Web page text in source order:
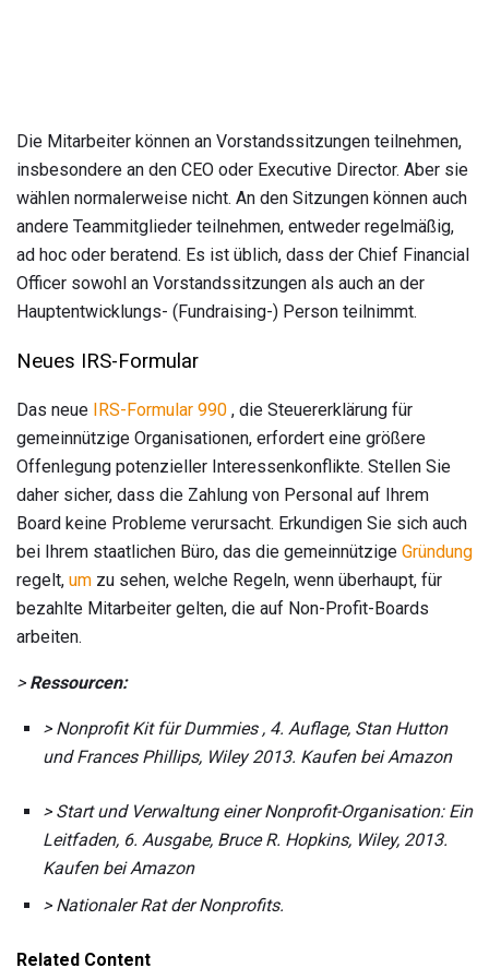
Die Mitarbeiter können an Vorstandssitzungen teilnehmen,
insbesondere an den CEO oder Executive Director. Aber sie
wählen normalerweise nicht. An den Sitzungen können auch
andere Teammitglieder teilnehmen, entweder regelmäßig,
ad hoc oder beratend. Es ist üblich, dass der Chief Financial
Officer sowohl an Vorstandssitzungen als auch an der
Hauptentwicklungs- (Fundraising-) Person teilnimmt.
Neues IRS-Formular
Das neue IRS-Formular 990 , die Steuererklärung für
gemeinnützige Organisationen, erfordert eine größere
Offenlegung potenzieller Interessenkonflikte. Stellen Sie
daher sicher, dass die Zahlung von Personal auf Ihrem
Board keine Probleme verursacht. Erkundigen Sie sich auch
bei Ihrem staatlichen Büro, das die gemeinnützige Gründung
regelt, um zu sehen, welche Regeln, wenn überhaupt, für
bezahlte Mitarbeiter gelten, die auf Non-Profit-Boards
arbeiten.
> Ressourcen:
> Nonprofit Kit für Dummies, 4. Auflage, Stan Hutton
und Frances Phillips, Wiley 2013. Kaufen bei Amazon
> Start und Verwaltung einer Nonprofit-Organisation: Ein
Leitfaden, 6. Ausgabe, Bruce R. Hopkins, Wiley, 2013.
Kaufen bei Amazon
> Nationaler Rat der Nonprofits.
Related Content